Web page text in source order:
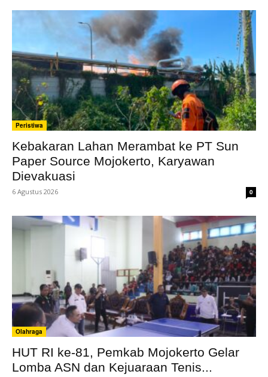
Peristiwa
Kebakaran Lahan Merambat ke PT Sun
Paper Source Mojokerto, Karyawan
Dievakuasi
6 Agustus 2026 0
Olahraga
HUT RI ke-81, Pemkab Mojokerto Gelar
Lomba ASN dan Kejuaraan Tenis...